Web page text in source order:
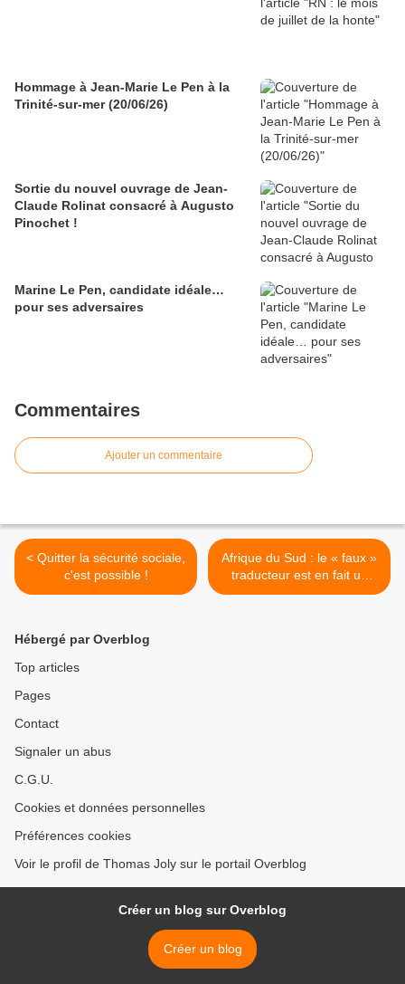
Hommage à Jean-Marie Le Pen à la
Trinité-sur-mer (20/06/26)
Sortie du nouvel ouvrage de Jean-
Claude Rolinat consacré à Augusto
Pinochet !
Marine Le Pen, candidate idéale…
pour ses adversaires
Commentaires
Ajouter un commentaire
< Quitter la sécurité sociale,
c'est possible !
Afrique du Sud : le « faux »
traducteur est en fait un
membre pistonné de l'ANC
Hébergé par Overblog
Top articles
Pages
Contact
Signaler un abus
C.G.U.
Cookies et données personnelles
Préférences cookies
Voir le profil de Thomas Joly sur le portail Overblog
Créer un blog sur Overblog
Créer un blog